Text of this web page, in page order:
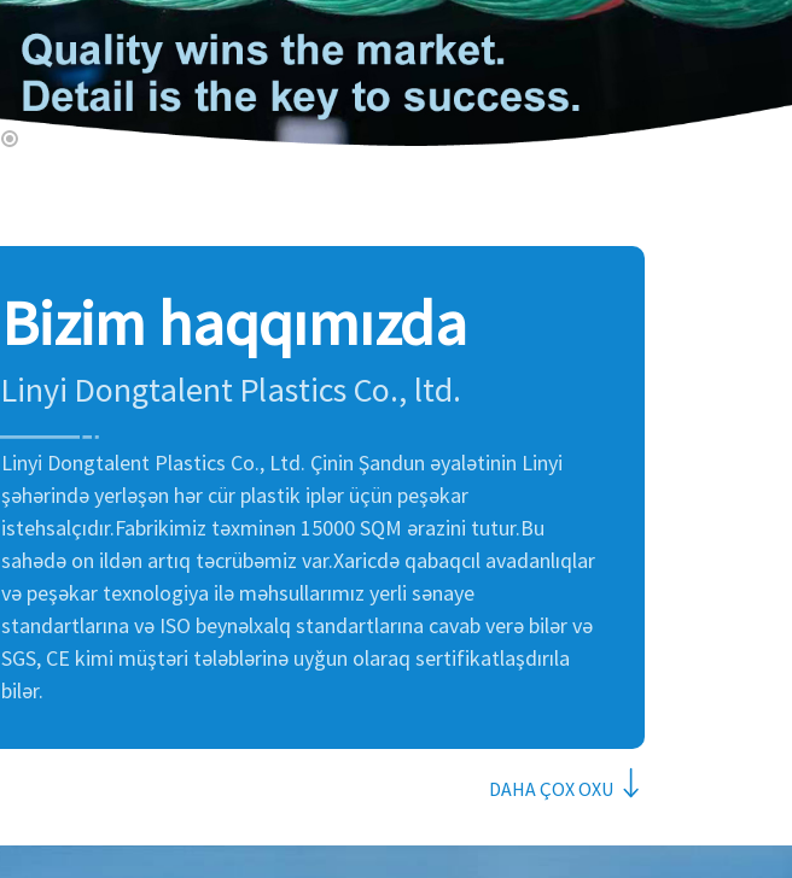
Bizim haqqımızda
Linyi Dongtalent Plastics Co., ltd.
Linyi Dongtalent Plastics Co., Ltd. Çinin Şandun əyalətinin Linyi
şəhərində yerləşən hər cür plastik iplər üçün peşəkar
istehsalçıdır.Fabrikimiz təxminən 15000 SQM ərazini tutur.Bu
sahədə on ildən artıq təcrübəmiz var.Xaricdə qabaqcıl avadanlıqlar
və peşəkar texnologiya ilə məhsullarımız yerli sənaye
standartlarına və ISO beynəlxalq standartlarına cavab verə bilər və
SGS, CE kimi müştəri tələblərinə uyğun olaraq sertifikatlaşdırıla
bilər.
DAHA ÇOX OXU